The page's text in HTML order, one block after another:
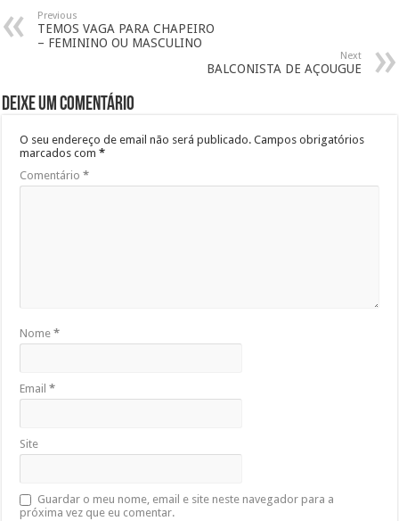
Previous
TEMOS VAGA PARA CHAPEIRO
– FEMININO OU MASCULINO
Next
BALCONISTA DE AÇOUGUE
Deixe um comentário
O seu endereço de email não será publicado. Campos obrigatórios
marcados com*
Comentário*
Nome*
Email*
Site
Guardar o meu nome, email e site neste navegador para a
próxima vez que eu comentar.